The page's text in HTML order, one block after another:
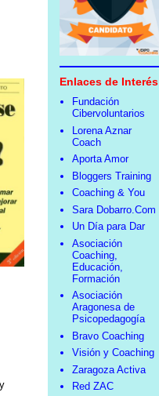
Enlaces de Interés
Fundación
Cibervoluntarios
Lorena Aznar
Coach
Aporta Amor
Bloggers Training
Coaching & You
Sara Dobarro.Com
Un Día para Dar
Asociación
Coaching,
Educación,
Formación
Asociación
Aragonesa de
Psicopedagogía
Bravo Coaching
Visión y Coaching
Zaragoza Activa
Red ZAC